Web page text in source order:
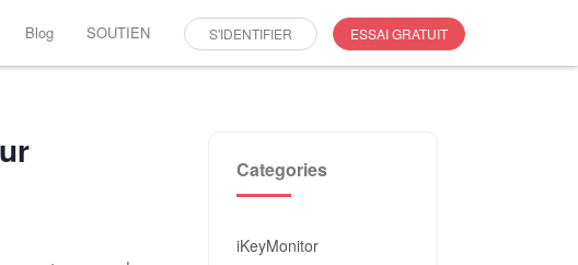
Blog SOUTIEN S'IDENTIFIER ESSAI GRATUIT
Categories
iKeyMonitor